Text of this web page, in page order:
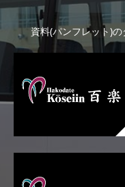
資料(パンフレット)